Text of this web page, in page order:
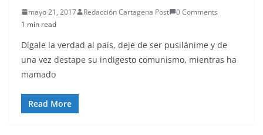
mayo 21, 2017 Redacción Cartagena Post
0 Comments
1 min read
Dígale la verdad al país, deje de ser pusilánime y de
una vez destape su indigesto comunismo, mientras ha
mamado
Read More